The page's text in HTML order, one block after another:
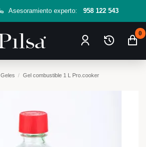
Asesoramiento experto: 958 122 543
0
Geles Gel combustible 1 L Pro.cooker